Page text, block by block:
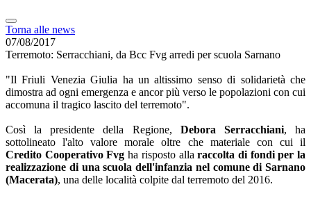
Torna alle news
07/08/2017
Terremoto: Serracchiani, da Bcc Fvg arredi per scuola Sarnano
"Il Friuli Venezia Giulia ha un altissimo senso di solidarietà che
dimostra ad ogni emergenza e ancor più verso le popolazioni con cui
accomuna il tragico lascito del terremoto".
Così la presidente della Regione, Debora Serracchiani, ha
sottolineato l'alto valore morale oltre che materiale con cui il
Credito Cooperativo Fvg ha risposto allaraccolta di fondi per la
realizzazione di una scuola dell'infanzia nel comune di Sarnano
(Macerata), una delle località colpite dal terremoto del 2016.